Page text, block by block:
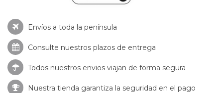
Envíos a toda la península
Consulte nuestros plazos de entrega
Todos nuestros envios viajan de forma segura
Nuestra tienda garantiza la seguridad en el pago